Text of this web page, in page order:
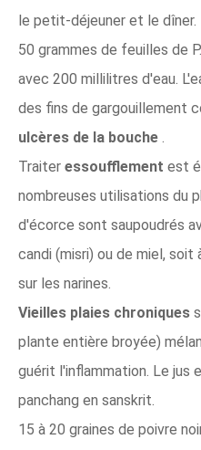
le petit-déjeuner et le dîner.
50 grammes de feuilles de
avec 200 millilitres d'eau.
des fins de gargouillement
ulcères de la bouche .
Traiter essoufflement est
nombreuses utilisations du
d'écorce sont saupoudrés
candi (misri) ou de miel,
sur les narines.
Vieilles plaies chroniques
plante entière broyée)
guérit l'inflammation. Le jus
panchang en sanskrit.
15 à 20 graines de poivre